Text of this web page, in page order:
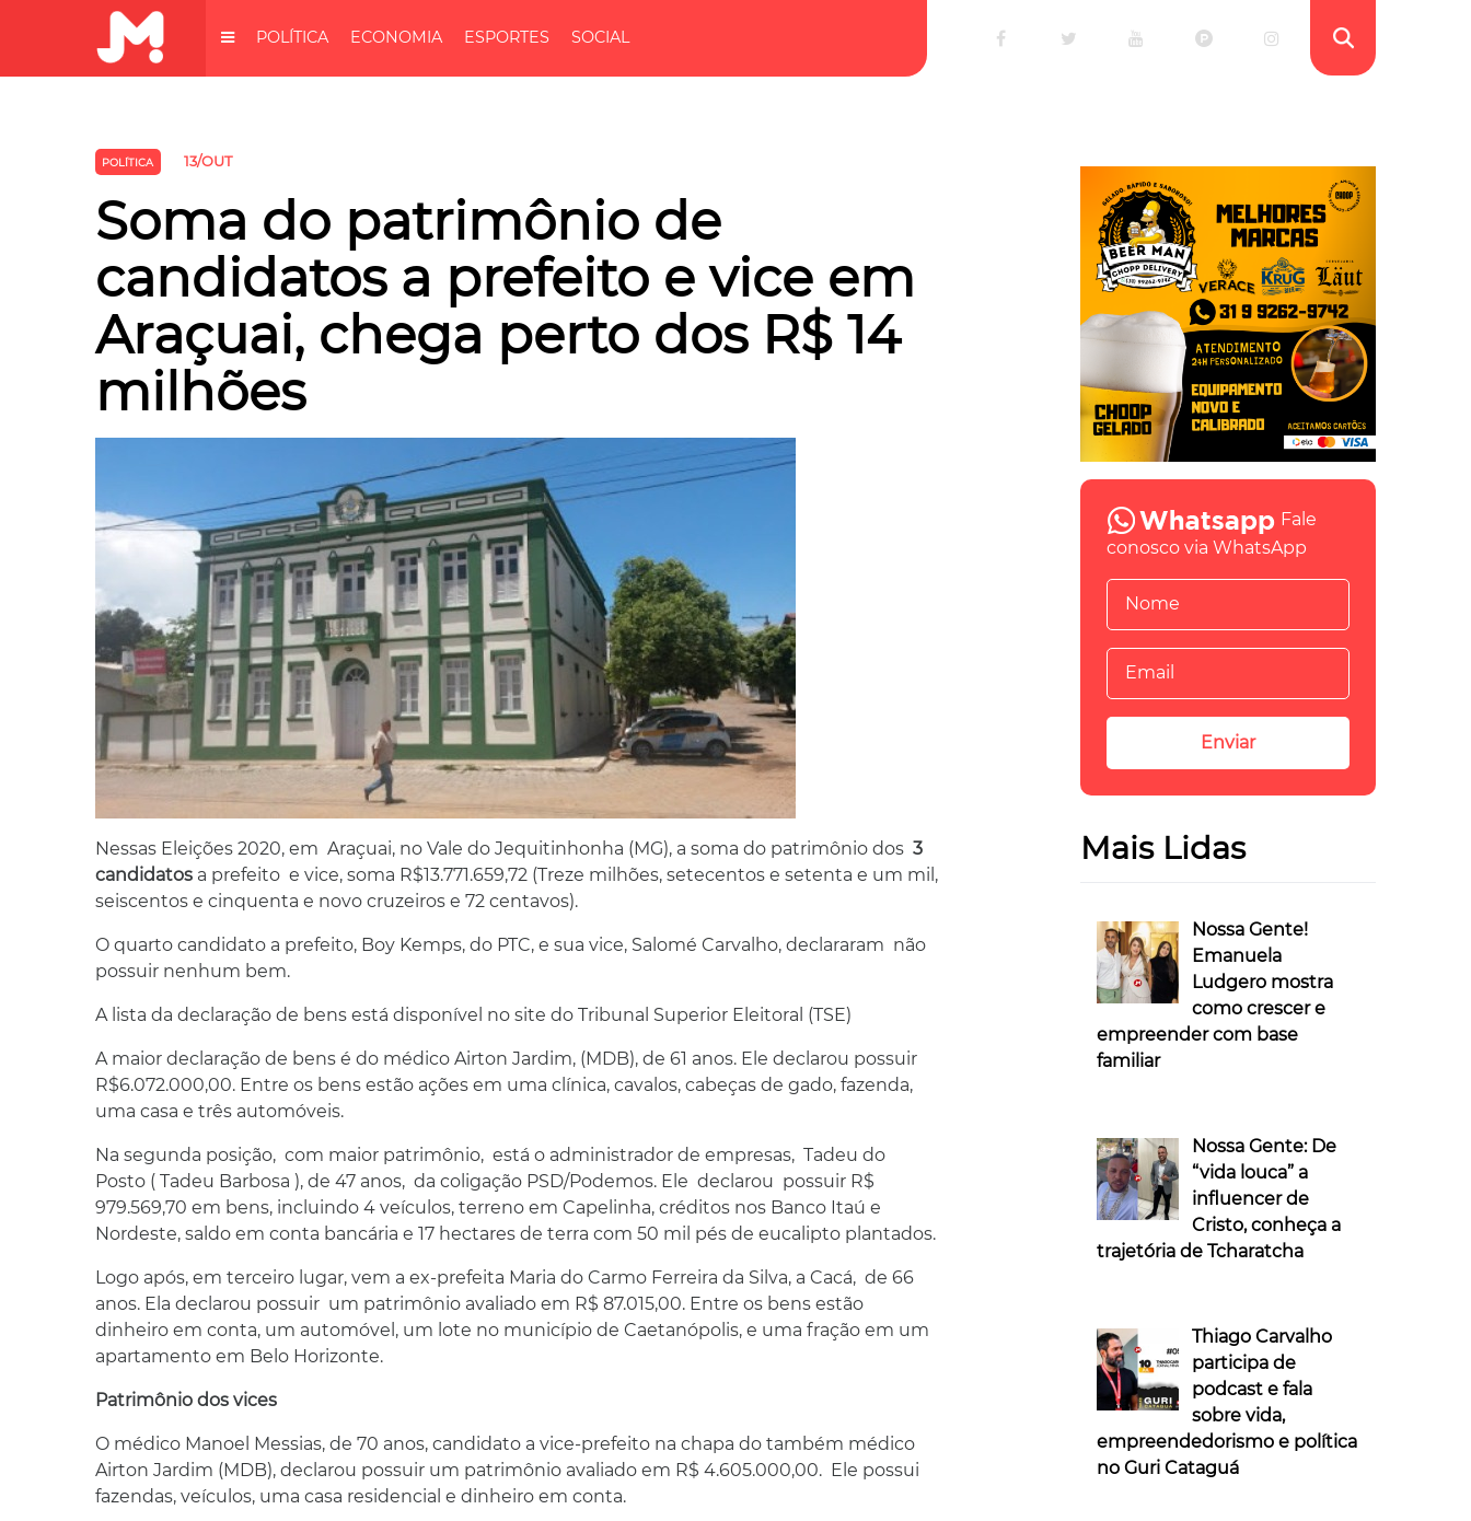
POLÍTICA ECONOMIA ESPORTES SOCIAL
POLÍTICA 13/OUT
Soma do patrimônio de
candidatos a prefeito e vice em
Araçuai, chega perto dos R$ 14
milhões
Nessas Eleições 2020, em Araçuai, no Vale do Jequitinhonha (MG), a soma do patrimônio dos 3
candidatos a prefeito e vice, soma R$13.771.659,72 (Treze milhões, setecentos e setenta e um mil,
seiscentos e cinquenta e novo cruzeiros e 72 centavos).
O quarto candidato a prefeito, Boy Kemps, do PTC, e sua vice, Salomé Carvalho, declararam não
possuir nenhum bem.
A lista da declaração de bens está disponível no site do Tribunal Superior Eleitoral (TSE)
A maior declaração de bens é do médico Airton Jardim, (MDB), de 61 anos. Ele declarou possuir
R$6.072.000,00. Entre os bens estão ações em uma clínica, cavalos, cabeças de gado, fazenda,
uma casa e três automóveis.
Na segunda posição, com maior patrimônio, está o administrador de empresas, Tadeu do
Posto ( Tadeu Barbosa ), de 47 anos, da coligação PSD/Podemos. Ele declarou possuir R$
979.569,70 em bens, incluindo 4 veículos, terreno em Capelinha, créditos nos Banco Itaú e
Nordeste, saldo em conta bancária e 17 hectares de terra com 50 mil pés de eucalipto plantados.
Logo após, em terceiro lugar, vem a ex-prefeita Maria do Carmo Ferreira da Silva, a Cacá, de 66
anos. Ela declarou possuir um patrimônio avaliado em R$ 87.015,00. Entre os bens estão
dinheiro em conta, um automóvel, um lote no município de Caetanópolis, e uma fração em um
apartamento em Belo Horizonte.
Patrimônio dos vices
O médico Manoel Messias, de 70 anos, candidato a vice-prefeito na chapa do também médico
Airton Jardim (MDB), declarou possuir um patrimônio avaliado em R$ 4.605.000,00. Ele possui
fazendas, veículos, uma casa residencial e dinheiro em conta.
Fale
conosco via WhatsApp
Mais Lidas
Nossa Gente!
Emanuela
Ludgero mostra
como crescer e
empreender com base
familiar
Nossa Gente: De
“vida louca” a
influencer de
Cristo, conheça a
trajetória de Tcharatcha
Thiago Carvalho
participa de
podcast e fala
sobre vida,
empreendedorismo e política
no Guri Cataguá